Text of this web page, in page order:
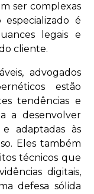
ser complexas
é
legais e
cliente.
advogados
estão
tendências e
a desenvolver
adaptadas às
Eles também
técnicos que
digitais,
defesa sólida